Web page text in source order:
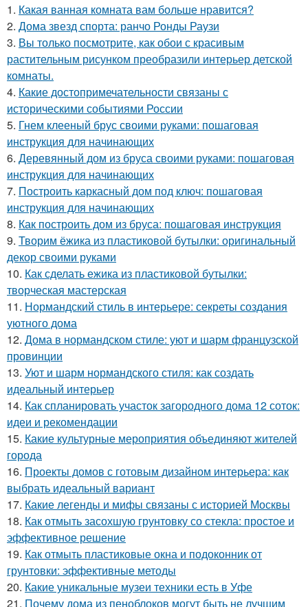
1. Какая ванная комната вам больше нравится?
2. Дома звезд спорта: ранчо Ронды Раузи
3. Вы только посмотрите, как обои с красивым
растительным рисунком преобразили интерьер детской
комнаты.
4. Какие достопримечательности связаны с
историческими событиями России
5. Гнем клееный брус своими руками: пошаговая
инструкция для начинающих
6. Деревянный дом из бруса своими руками: пошаговая
инструкция для начинающих
7. Построить каркасный дом под ключ: пошаговая
инструкция для начинающих
8. Как построить дом из бруса: пошаговая инструкция
9. Творим ёжика из пластиковой бутылки: оригинальный
декор своими руками
10. Как сделать ежика из пластиковой бутылки:
творческая мастерская
11. Нормандский стиль в интерьере: секреты создания
уютного дома
12. Дома в нормандском стиле: уют и шарм французской
провинции
13. Уют и шарм нормандского стиля: как создать
идеальный интерьер
14. Как спланировать участок загородного дома 12 соток:
идеи и рекомендации
15. Какие культурные мероприятия объединяют жителей
города
16. Проекты домов с готовым дизайном интерьера: как
выбрать идеальный вариант
17. Какие легенды и мифы связаны с историей Москвы
18. Как отмыть засохшую грунтовку со стекла: простое и
эффективное решение
19. Как отмыть пластиковые окна и подоконник от
грунтовки: эффективные методы
20. Какие уникальные музеи техники есть в Уфе
21. Почему дома из пеноблоков могут быть не лучшим